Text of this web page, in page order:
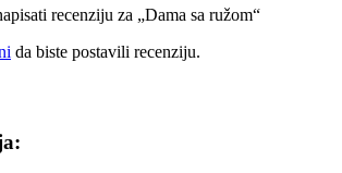
recenziju za „Dama sa ružom“
da biste postavili recenziju.